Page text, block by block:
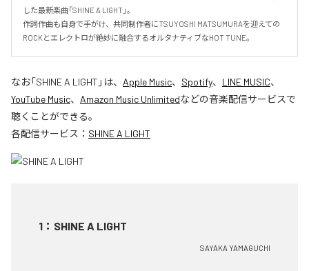
した最新楽曲「SHINE A LIGHT」。
作詞作曲も自身で手がけ、共同制作者にTSUYOSHI MATSUMURAを迎えての
ROCKとエレクトロが絶妙に融合するオルタナティブなHOT TUNE。
なお「SHINE A LIGHT 」は、 Apple Music、 Spotify、 LINE MUSIC、
YouTube Music、 Amazon Music Unlimitedなどの音楽配信サービスで
聴くことができる。
各配信サービス： SHINE A LIGHT
1 ： SHINE A LIGHT
SAYAKA YAMAGUCHI